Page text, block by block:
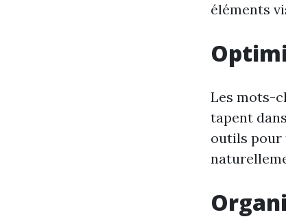
éléments
Les mots-
tapent
outils pour